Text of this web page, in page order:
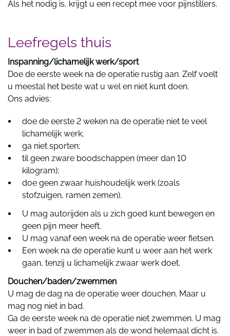
Als het nodig is, krijgt u een recept mee voor pijnstillers.
Leefregels thuis
Inspanning/lichamelijk werk/sport
Doe de eerste week na de operatie rustig aan. Zelf voelt
u meestal het beste wat u wel en niet kunt doen.
Ons advies:
doe de eerste 2 weken na de operatie niet te veel
lichamelijk werk;
ga niet sporten;
til geen zware boodschappen (meer dan 10
kilogram);
doe geen zwaar huishoudelijk werk (zoals
stofzuigen, ramen zemen).
U mag autorijden als u zich goed kunt bewegen en
geen pijn meer heeft.
U mag vanaf een week na de operatie weer fietsen.
Een week na de operatie kunt u weer aan het werk
gaan, tenzij u lichamelijk zwaar werk doet.
Douchen/baden/zwemmen
U mag de dag na de operatie weer douchen. Maar u
mag nog niet in bad.
Ga de eerste week na de operatie niet zwemmen. U mag
weer in bad of zwemmen als de wond helemaal dicht is.